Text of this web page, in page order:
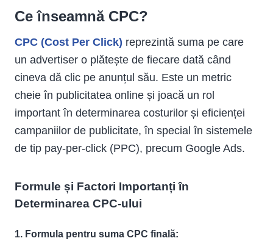
Ce înseamnă CPC?
CPC (Cost Per Click) reprezintă suma pe care
un advertiser o plătește de fiecare dată când
cineva dă clic pe anunțul său. Este un metric
cheie în publicitatea online și joacă un rol
important în determinarea costurilor și eficienței
campaniilor de publicitate, în special în sistemele
de tip pay-per-click (PPC), precum Google Ads.
Formule și Factori Importanți în
Determinarea CPC-ului
1. Formula pentru suma CPC finală: